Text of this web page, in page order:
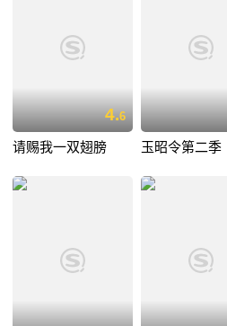
4.6
请赐我一双翅膀 玉昭令第二季